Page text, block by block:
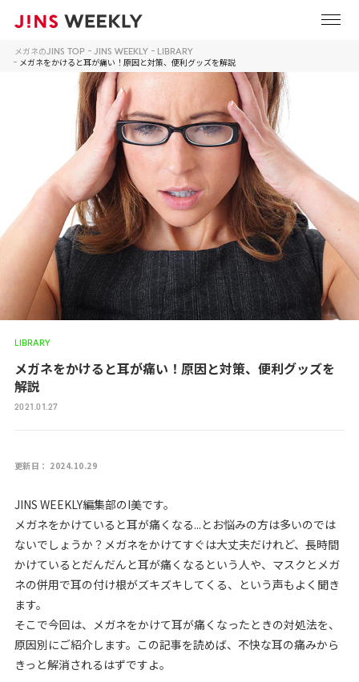
メガネのJINS TOP JINS WEEKLY
LIBRARY
メガネをかけると耳が痛い！原因と対策、便利グッズを解説
LIBRARY
メガネをかけると耳が痛い！原因と対策、便利グッズを
解説
2021.01.27
更新日： 2024.10.29
JINS WEEKLY編集部のI美です。
メガネをかけていると耳が痛くなる...とお悩みの方は多いのでは
ないでしょうか？メガネをかけてすぐは大丈夫だけれど、長時間
かけているとだんだんと耳が痛くなるという人や、マスクとメガ
ネの併用で耳の付け根がズキズキしてくる、という声もよく聞き
ます。
そこで今回は、メガネをかけて耳が痛くなったときの対処法を、
原因別にご紹介します。この記事を読めば、不快な耳の痛みから
きっと解消されるはずですよ。